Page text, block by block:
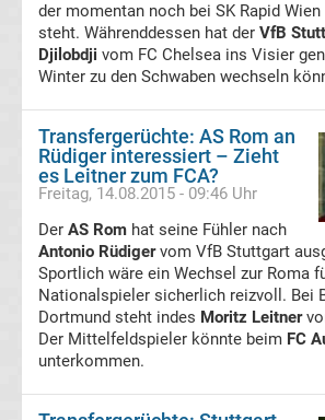
Meppen
Transfergerüchte
Mannheim
Transfergerüchte
TSG
1899
der momentan noch bei SK Rapid
steht. Währenddessen hat der VfB
Djilobdji vom FC Chelsea ins Visier
Winter zu den Schwaben wechseln
Transfergerüchte: AS Rom an
Rüdiger interessiert – Zieht
es Leitner zum FCA?
Freitag, 14.08.2015 - 09:46 Uhr
Der AS Rom hat seine Fühler nach
Antonio Rüdigervom VfB Stuttgart
Sportlich wäre ein Wechsel zur Roma
Nationalspieler sicherlich reizvoll. Bei
Dortmund steht indes Moritz Leitner
Der Mittelfeldspieler könnte beim FC
unterkommen.